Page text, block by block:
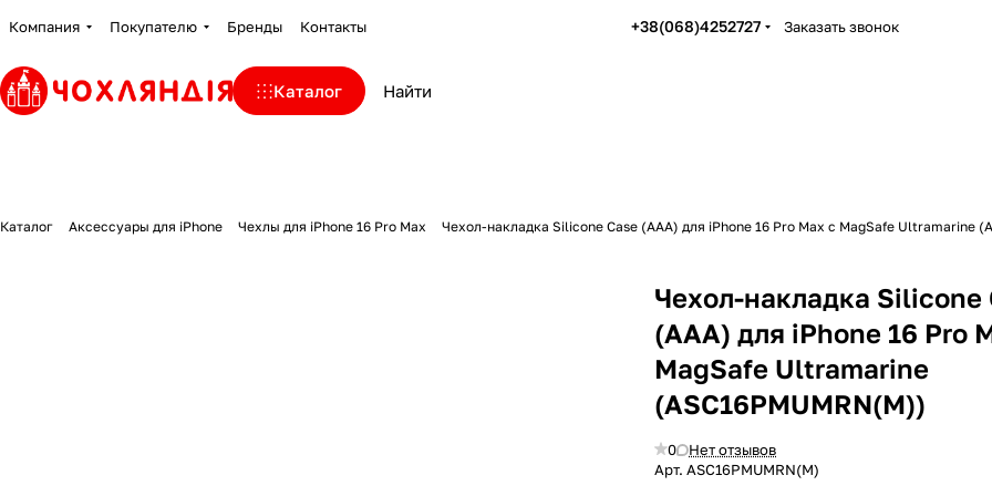
Компания Покупателю Бренды Контакты +38(068)4252727 Заказать звонок
Каталог
Каталог Аксессуары для iPhone Чехлы для iPhone 16 Pro Max Чехол-накладка Silicone Case (AAA) для iPhone 16 Pro Max с MagSafe Ultramarine
Чехол-накладка Silicone
(AAA) для iPhone 16 Pro
MagSafe Ultramarine
(ASC16PMUMRN(M))
0
Нет отзывов
Арт.ASC16PMUMRN(M)